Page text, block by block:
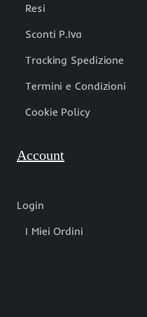
Resi
Sconti P.Iva
Tracking Spedizione
Termini e Condizioni
Cookie Policy
Account
Login
I Miei Ordini